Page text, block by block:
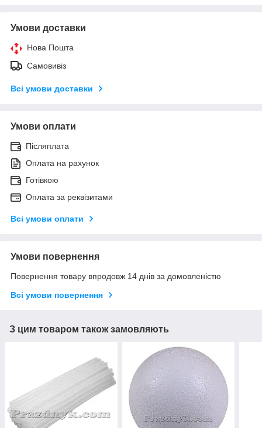
Умови доставки
Нова Пошта
Самовивіз
Всі умови доставки
Умови оплати
Післяплата
Оплата на рахунок
Готівкою
Оплата за реквізитами
Всі умови оплати
Умови повернення
Повернення товару впродовж 14 днів за домовленістю
Всі умови повернення
З цим товаром також замовляють